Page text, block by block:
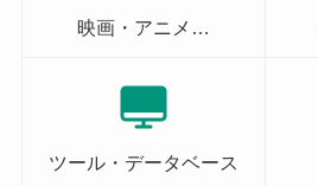
映画・アニメ…
ツール・データベース